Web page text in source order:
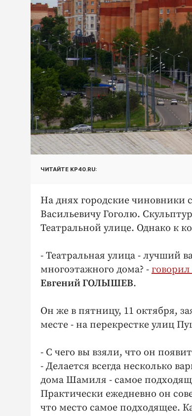
ЧИТАЙТЕ KP40.RU:
На днях городские чиновники
Васильевичу Гоголю.
Театральной улице. Однако к
- Театральная улица - лучший
многоэтажного дома? -
Евгений ГОЛЫШЕВ.
Он же в пятницу, 11 октября,
месте - на перекрестке улиц
- С чего вы взяли, что он
- Делается всегда несколько
дома Шамиля - самое
Практически ежедневно он
что место самое подходящее.